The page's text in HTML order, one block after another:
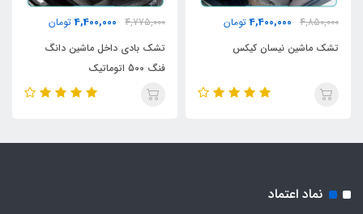
4,850,000
4,400,000 تومان
تشک ماشین نیسان کیکس
4,775,000
4,400,000 تومان
تشک بادی داخل ماشین دانگ
فنگ 500 اتوماتیک
نماد اعتماد